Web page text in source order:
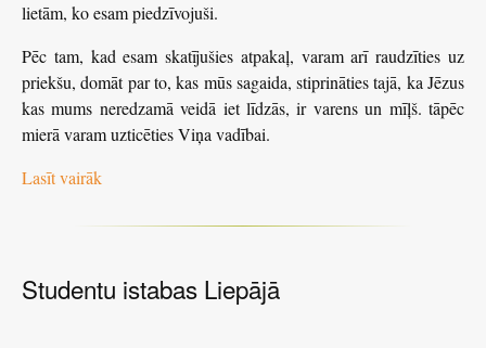
lietām, ko esam piedzīvojuši.
Pēc tam, kad esam skatījušies atpakaļ, varam arī raudzīties uz
priekšu, domāt par to, kas mūs sagaida, stiprināties tajā, ka Jēzus
kas mums neredzamā veidā iet līdzās, ir varens un mīļš. tāpēc
mierā varam uzticēties Viņa vadībai.
Lasīt vairāk
Studentu istabas Liepājā